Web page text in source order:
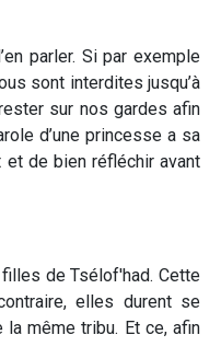
parler. Si par exemple
sont interdites jusqu’à
sur nos gardes afin
d’une princesse a sa
de bien réfléchir avant
de Tsélof'had. Cette
elles durent se
même tribu. Et ce, afin